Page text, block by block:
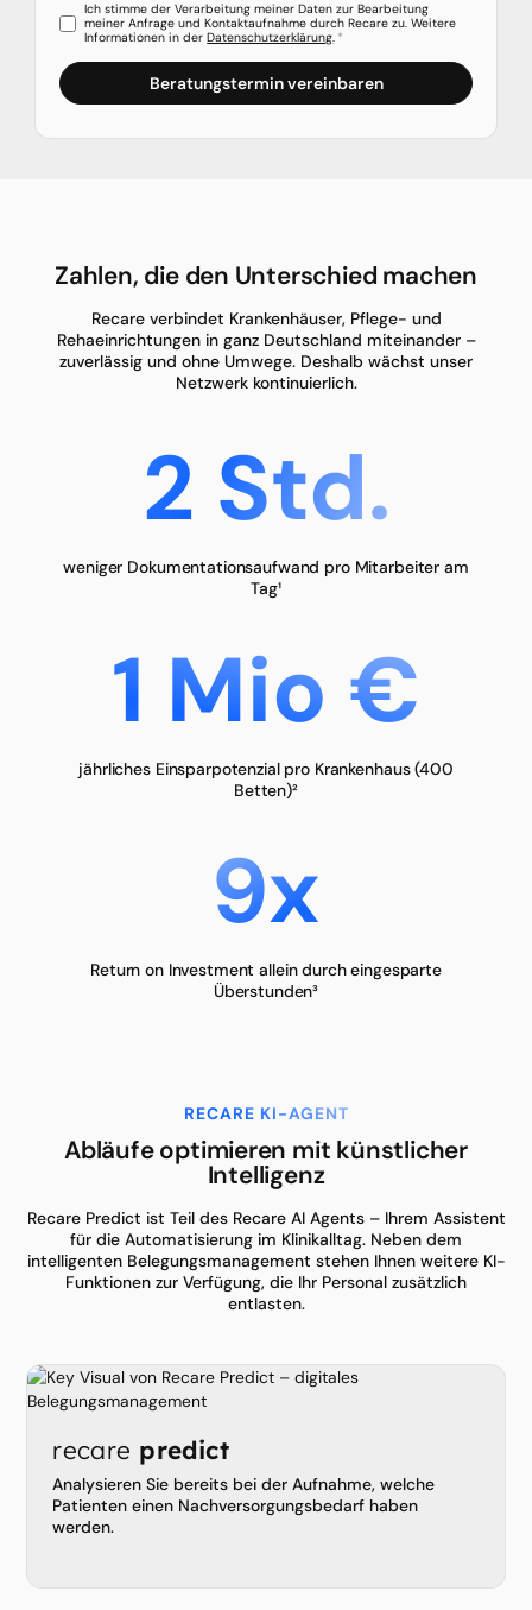
Ich stimme der Verarbeitung meiner Daten zur Bearbeitung
meiner Anfrage und Kontaktaufnahme durch Recare zu. Weitere
Informationen in derDatenschutzerklärung. *
Zahlen, die den Unterschied machen
Recare verbindet Krankenhäuser, Pflege- und
Rehaeinrichtungen in ganz Deutschland miteinander –
zuverlässig und ohne Umwege. Deshalb wächst unser
Netzwerk kontinuierlich.
2 Std.
weniger Dokumentationsaufwand pro Mitarbeiter am
Tag¹
1 Mio €
jährliches Einsparpotenzial pro Krankenhaus (400
Betten)²
9x
Return on Investment allein durch eingesparte
Überstunden³
RECARE KI-AGENT
Abläufe optimieren mit künstlicher
Intelligenz
Recare Predict ist Teil des Recare AI Agents – Ihrem Assistent
für die Automatisierung im Klinikalltag. Neben dem
intelligenten Belegungsmanagement stehen Ihnen weitere KI-
Funktionen zur Verfügung, die Ihr Personal zusätzlich
entlasten.
recare predict
Analysieren Sie bereits bei der Aufnahme, welche
Patienten einen Nachversorgungsbedarf haben
werden.